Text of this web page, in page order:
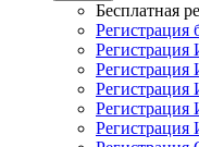
Бесплатная
Регистрация
Регистрация
Регистрация